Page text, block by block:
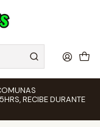
RECIBE DURANTE